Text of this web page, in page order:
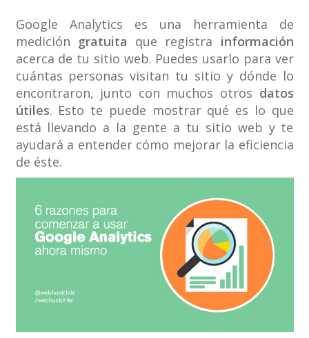
Google Analytics es una herramienta de
medición gratuita que registra información
acerca de tu sitio web. Puedes usarlo para ver
cuántas personas visitan tu sitio y dónde lo
encontraron, junto con muchos otros datos
útiles. Esto te puede mostrar qué es lo que
está llevando a la gente a tu sitio web y te
ayudará a entender cómo mejorar la eficiencia
de éste.